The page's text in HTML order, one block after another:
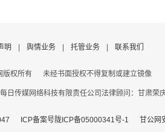
明 舆情业务 托管业务 联系我们
版权所有 未经书面授权不得复制或建立镜像
传媒网络科技有限责任公司法律顾问：甘
ICP备案号陇ICP备05000341号-1 甘公网